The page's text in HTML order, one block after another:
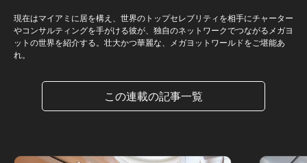
現在はマイアミに居を構え、世界のトップセレブリティを相手にチャーター
やコンサルティングを手がける彼が、独自のネットワークでつながるメガヨ
ットの世界を紹介する。壮大かつ華麗な、メガヨットワールドをご堪能あ
れ。
この連載の記事一覧